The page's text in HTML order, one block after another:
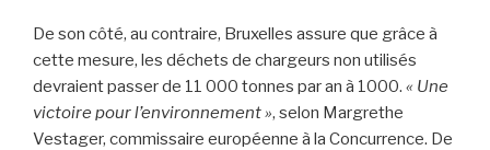
De son côté, au contraire, Bruxelles assure que grâce à
cette mesure, les déchets de chargeurs non utilisés
devraient passer de 11 000 tonnes par an à 1000. « Une
victoire pour l’environnement », selon Margrethe
Vestager, commissaire européenne à la Concurrence. De